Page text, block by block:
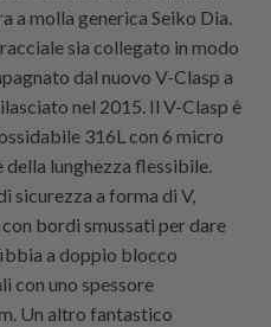
a molla generica Seiko Dia.
sia collegato in modo
dal nuovo V-Clasp a
nel 2015. Il V-Clasp è
316L con 6 micro
lunghezza flessibile.
sicurezza a forma di V,
bordi smussati per dare
a doppio blocco
con uno spessore
Un altro fantastico